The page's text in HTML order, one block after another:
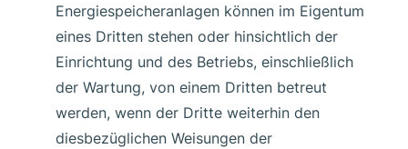
Energiespeicheranlagen können im Eigentum
eines Dritten stehen oder hinsichtlich der
Einrichtung und des Betriebs, einschließlich
der Wartung, von einem Dritten betreut
werden, wenn der Dritte weiterhin den
diesbezüglichen Weisungen der